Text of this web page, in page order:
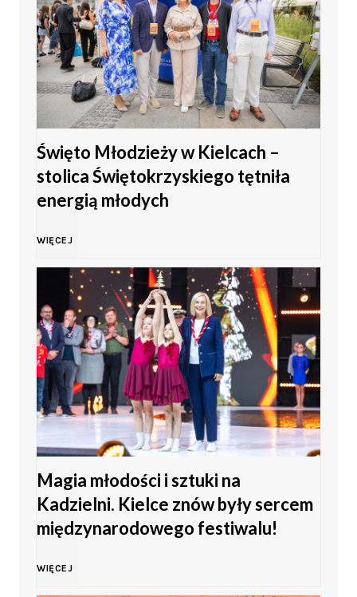
Święto Młodzieży w Kielcach –
stolica Świętokrzyskiego tętniła
energią młodych
WIĘCEJŚ
w
i
ę
t
M
Magia młodości i sztuki na
Kadzielni. Kielce znów były sercem
międzynarodowego festiwalu!
WIĘCEJM